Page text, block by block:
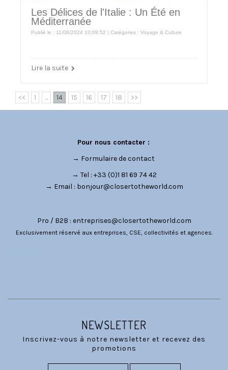
Les Délices de l'Italie : Un Été en
Méditerranée
Publié le : 11/08/2024 10:09:52 | Catégories : Voyage & Culture
Lire la suite
<< 1 ... 14 15 16 17 18 >>
Pour nous contacter :
→ Formulaire de contact
→ Tel : +33 (0)1 81 69 74 42
→ Email : bonjour@closertotheworld.com
Pro / B2B : entreprises@closertotheworld.com
Exclusivement réservé aux entreprises, CSE, collectivités et agences.
NEWSLETTER
Inscrivez-vous à notre newsletter et recevez des
promotions